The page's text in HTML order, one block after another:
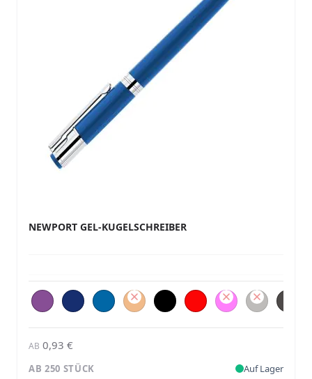
NEWPORT GEL-KUGELSCHREIBER
AB 0,93 €
AB 250 STÜCK Auf Lager